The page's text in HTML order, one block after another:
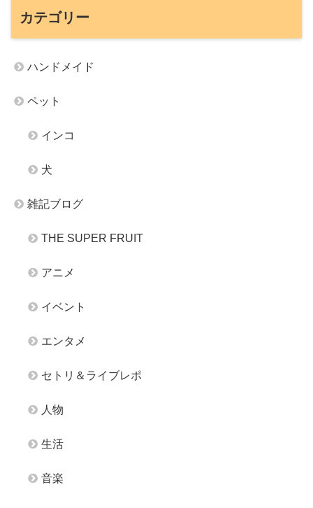
カテゴリー
ハンドメイド
ペット
インコ
犬
雑記ブログ
THE SUPER FRUIT
アニメ
イベント
エンタメ
セトリ＆ライブレポ
人物
生活
音楽